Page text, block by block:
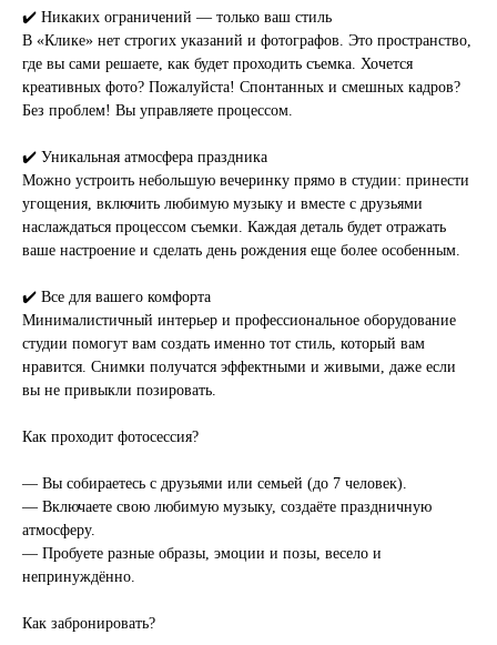
✔️ Никаких ограничений — только ваш стиль
В «Клике» нет строгих указаний и фотографов. Это пространство,
где вы сами решаете, как будет проходить съемка. Хочется
креативных фото? Пожалуйста! Спонтанных и смешных кадров?
Без проблем! Вы управляете процессом.
✔️ Уникальная атмосфера праздника
Можно устроить небольшую вечеринку прямо в студии: принести
угощения, включить любимую музыку и вместе с друзьями
наслаждаться процессом съемки. Каждая деталь будет отражать
ваше настроение и сделать день рождения еще более особенным.
✔️ Все для вашего комфорта
Минималистичный интерьер и профессиональное оборудование
студии помогут вам создать именно тот стиль, который вам
нравится. Снимки получатся эффектными и живыми, даже если
вы не привыкли позировать.
Как проходит фотосессия?
— Вы собираетесь с друзьями или семьей (до 7 человек).
— Включаете свою любимую музыку, создаёте праздничную
атмосферу.
— Пробуете разные образы, эмоции и позы, весело и
непринуждённо.
Как забронировать?